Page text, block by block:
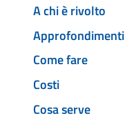
A chi è rivolto
Approfondimenti
Come fare
Costi
Cosa serve